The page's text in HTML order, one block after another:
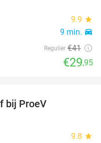
9.9 star
9 min. directions_car
Regulier €41
€29,95
bij ProeV
9.8 star